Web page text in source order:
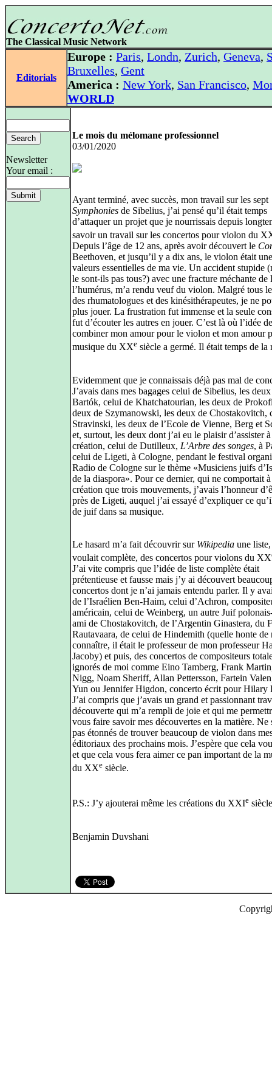
The Classical Music Network
Editorials
Europe : Paris, Londn, Zurich, Geneva,
Bruxelles, Gent
America : New York, San Francisco,
WORLD
Newsletter
Your email :
Le mois du mélomane professionnel
03/01/2020
Ayant terminé, avec succès, mon travail sur les sept
Symphonies de Sibelius, j’ai pensé qu’il était temps
d’attaquer un projet que je nourrissais depuis
savoir un travail sur les concertos pour violon du
Depuis l’âge de 12 ans, après avoir découvert le
Beethoven, et jusqu’il y a dix ans, le violon était
valeurs essentielles de ma vie. Un accident stupide
le sont-ils pas tous?) avec une fracture méchante de
l’humérus, m’a rendu veuf du violon. Malgré tous
des rhumatologues et des kinésithérapeutes, je ne
plus jouer. La frustration fut immense et la seule
fut d’écouter les autres en jouer. C’est là où l’idée de
combiner mon amour pour le violon et mon amour
musique du XXe siècle a germé. Il était temps de la
Evidemment que je connaissais déjà pas mal de
J’avais dans mes bagages celui de Sibelius, les
Bartók, celui de Khatchatourian, les deux de
deux de Szymanowski, les deux de Chostakovitch,
Stravinski, les deux de l’Ecole de Vienne, Berg et
et, surtout, les deux dont j’ai eu le plaisir d’assister
création, celui de Dutilleux, L’Arbre des songes, à
celui de Ligeti, à Cologne, pendant le festival
Radio de Cologne sur le thème «Musiciens juifs
de la diaspora». Pour ce dernier, qui ne comportait à
création que trois mouvements, j’avais l’honneur
près de Ligeti, auquel j’ai essayé d’expliquer ce
de juif dans sa musique.
Le hasard m’a fait découvrir sur Wikipedia une
voulait complète, des concertos pour violons du XX
J’ai vite compris que l’idée de liste complète était
prétentieuse et fausse mais j’y ai découvert
concertos dont je n’ai jamais entendu parler. Il y
de l’Israélien Ben-Haim, celui d’Achron,
américain, celui de Weinberg, un autre Juif
ami de Chostakovitch, de l’Argentin Ginastera, du
Rautavaara, de celui de Hindemith (quelle honte de
connaître, il était le professeur de mon professeur
Jacoby) et puis, des concertos de compositeurs
ignorés de moi comme Eino Tamberg, Frank
Nigg, Noam Sheriff, Allan Pettersson, Fartein
Yun ou Jennifer Higdon, concerto écrit pour Hilary
J’ai compris que j’avais un grand et passionnant
découverte qui m’a rempli de joie et qui me
vous faire savoir mes découvertes en la matière. Ne
pas étonnés de trouver beaucoup de violon dans
éditoriaux des prochains mois. J’espère que cela
et que cela vous fera aimer ce pan important de la
du XXe siècle.
P.S.: J’y ajouterai même les créations du XXIe
Benjamin Duvshani